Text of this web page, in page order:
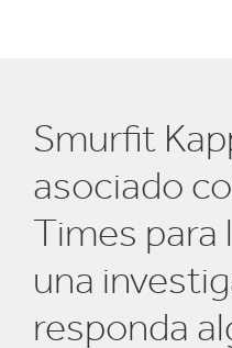
Smurfit
asociado
Times para
una
responda